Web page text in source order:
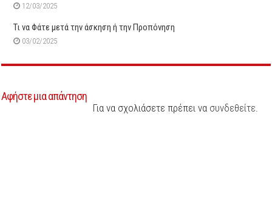
12/03/2025
Τι να Φάτε μετά την άσκηση ή την Προπόνηση
03/02/2025
Αφήστε μια απάντηση
Για να σχολιάσετε πρέπει να συνδεθείτε